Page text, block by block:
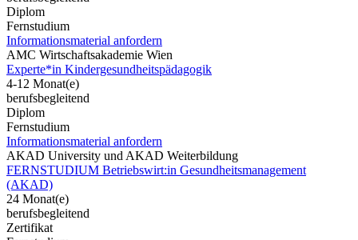
Diplom
Fernstudium
Informationsmaterial anfordern
AMC Wirtschaftsakademie Wien
Experte*in Kindergesundheitspädagogik
4-12 Monat(e)
berufsbegleitend
Diplom
Fernstudium
Informationsmaterial anfordern
AKAD University und AKAD Weiterbildung
FERNSTUDIUM Betriebswirt:in Gesundheitsmanagement
(AKAD)
24 Monat(e)
berufsbegleitend
Zertifikat